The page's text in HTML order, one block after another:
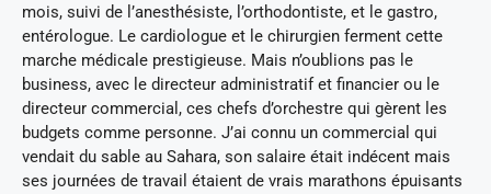
mois, suivi de l’anesthésiste, l’orthodontiste, et le gastro,
entérologue. Le cardiologue et le chirurgien ferment cette
marche médicale prestigieuse. Mais n’oublions pas le
business, avec le directeur administratif et financier ou le
directeur commercial, ces chefs d’orchestre qui gèrent les
budgets comme personne. J’ai connu un commercial qui
vendait du sable au Sahara, son salaire était indécent mais
ses journées de travail étaient de vrais marathons épuisants